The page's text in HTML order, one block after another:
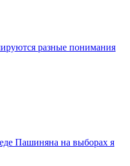
разные понимания
Пашиняна на выборах я